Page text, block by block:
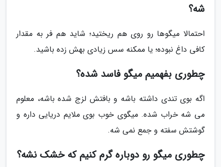
شه؟
احتمالا میگوها رو روی هم ریختید؛ شاید هم فر به مقدار
کافی داغ نبوده؛ یا ممکنه سس زیادی بهش زده باشید.
چطوری بفهمیم میگو فاسد شده؟
اگه بوی تندی داشته باشه و بافتش لزج شده باشه، معلوم
می شه خراب شده. میگوی خوب بوی ملایم دریایی داره و
گوشتش سفته و جمع نمی شه.
چطوری میگو رو دوباره گرم کنیم که خشک نشه؟